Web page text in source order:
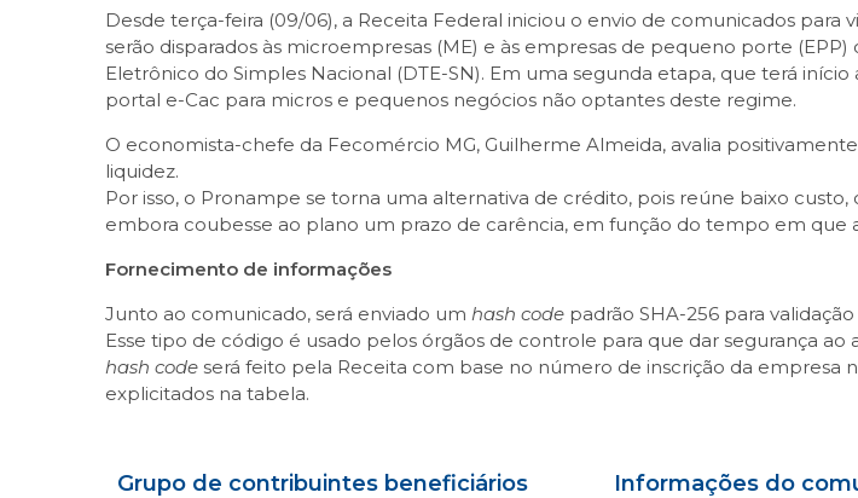
Desde terça-feira (09/06), a Receita Federal iniciou o envio de comunicados
serão disparados às microempresas (ME) e às empresas de pequeno porte
Eletrônico do Simples Nacional (DTE-SN). Em uma segunda etapa, que terá
portal e-Cac para micros e pequenos negócios não optantes deste regime.
O economista-chefe da Fecomércio MG, Guilherme Almeida, avalia
liquidez.
Por isso, o Pronampe se torna uma alternativa de crédito, pois reúne baixo
embora coubesse ao plano um prazo de carência, em função do tempo em que
Fornecimento de informações
Junto ao comunicado, será enviado um hash code padrão SHA-256 para
Esse tipo de código é usado pelos órgãos de controle para que dar segurança
hash code será feito pela Receita com base no número de inscrição da empresa
explicitados na tabela.
Grupo de contribuintes beneficiários Informações do